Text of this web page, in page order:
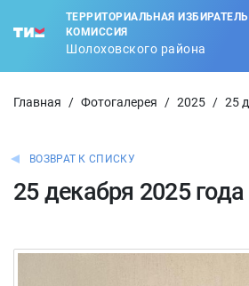
ТЕРРИТОРИАЛЬНАЯ
КОМИССИЯ
Шолоховского района
Главная / Фотогалерея / 2025 / 25
ВОЗВРАТ К СПИСКУ
25 декабря 2025 года